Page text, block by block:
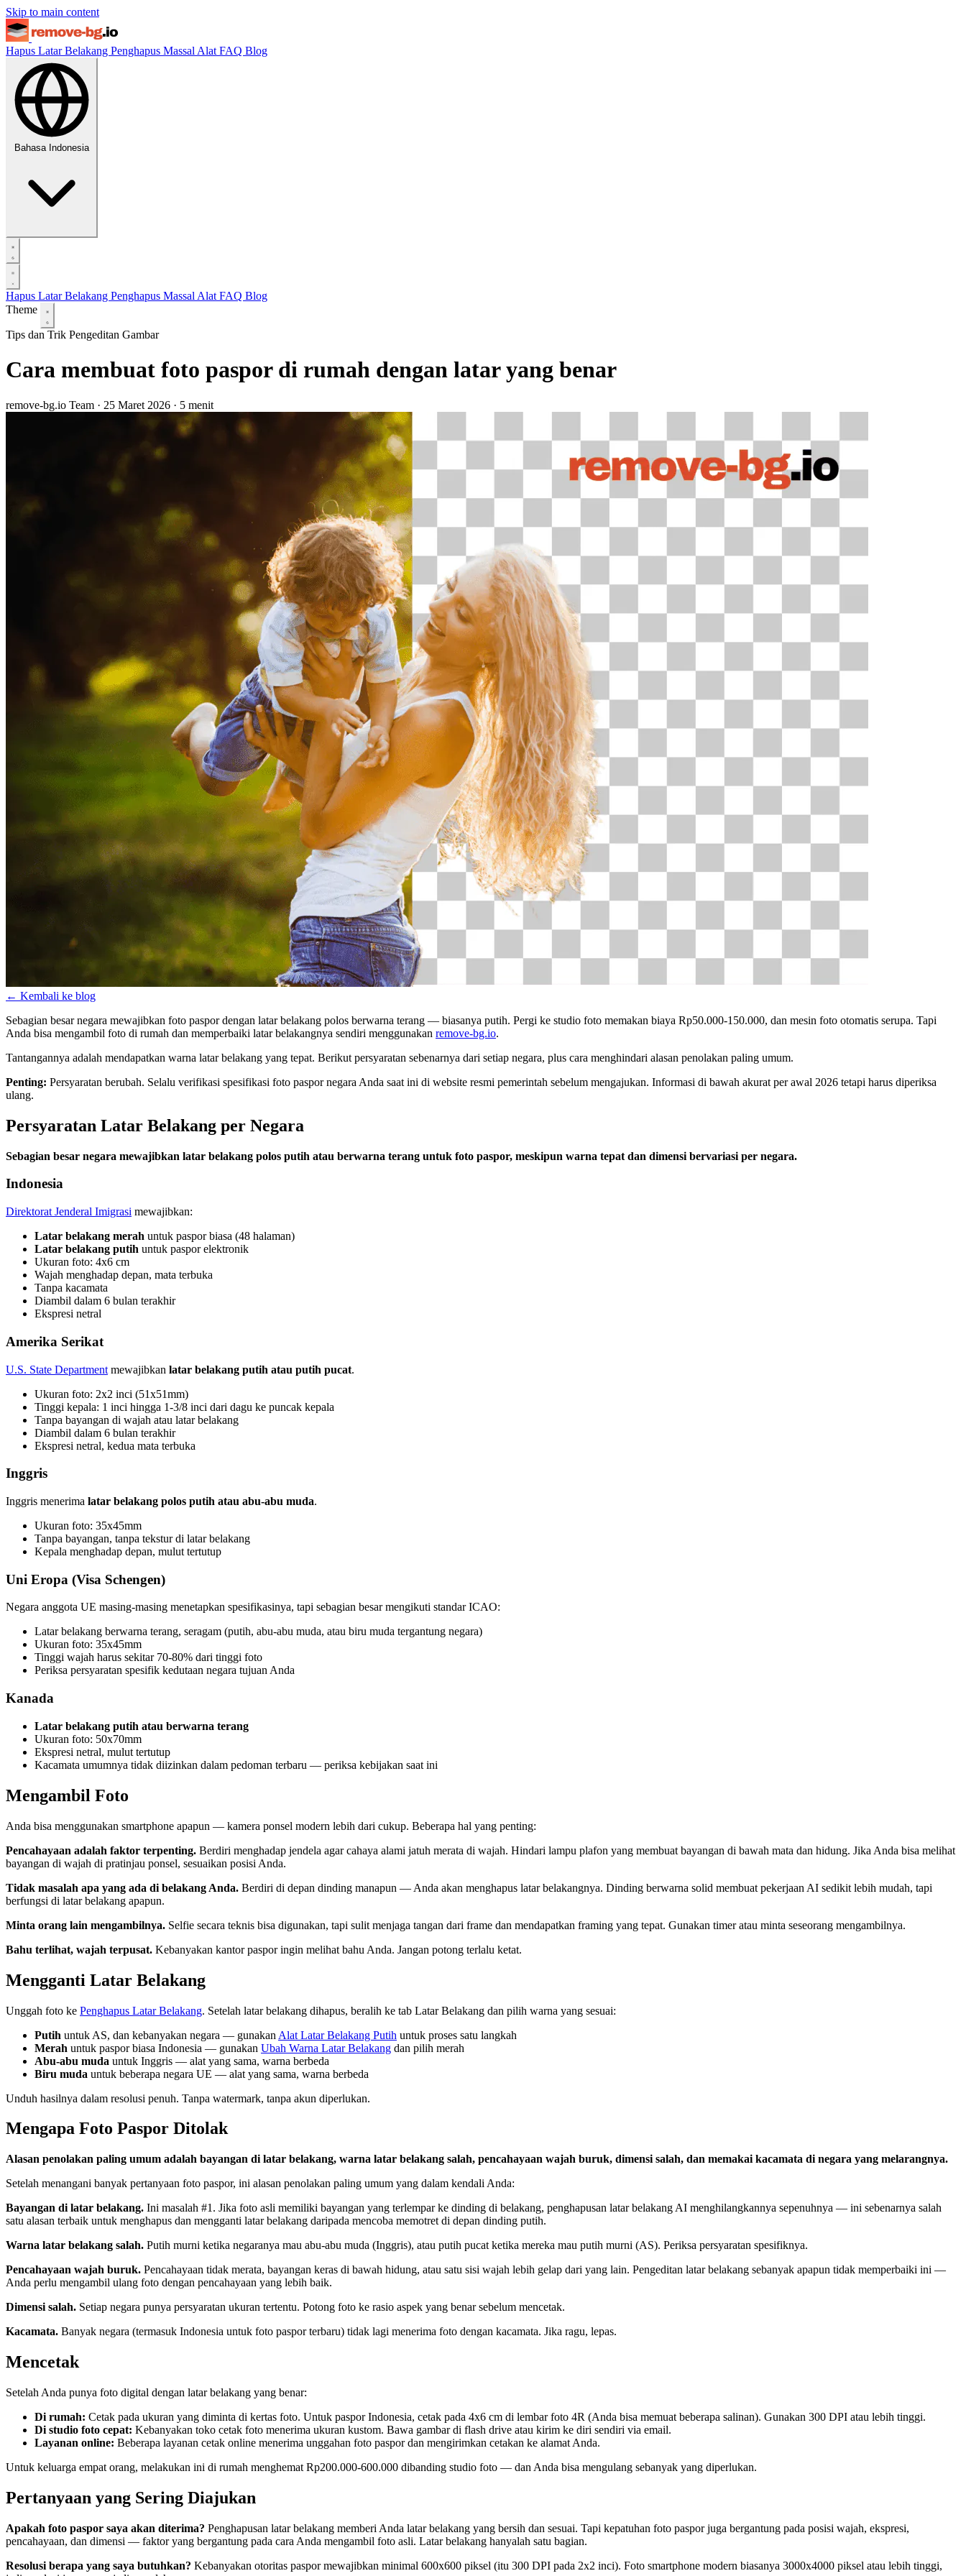
Skip to main content
Hapus Latar Belakang Penghapus Massal Alat FAQ Blog
Bahasa Indonesia
Hapus Latar Belakang Penghapus Massal Alat FAQ Blog
Theme
Tips dan Trik Pengeditan Gambar
Cara membuat foto paspor di rumah dengan latar yang benar
remove-bg.io Team · 25 Maret 2026 · 5 menit
← Kembali ke blog
Sebagian besar negara mewajibkan foto paspor dengan latar belakang polos berwarna terang — biasanya putih. Pergi ke studio foto memakan biaya Rp50.000-150.000, dan mesin foto otomatis serupa. Tapi
Anda bisa mengambil foto di rumah dan memperbaiki latar belakangnya sendiri menggunakan remove-bg.io.
Tantangannya adalah mendapatkan warna latar belakang yang tepat. Berikut persyaratan sebenarnya dari setiap negara, plus cara menghindari alasan penolakan paling umum.
Penting: Persyaratan berubah. Selalu verifikasi spesifikasi foto paspor negara Anda saat ini di website resmi pemerintah sebelum mengajukan. Informasi di bawah akurat per awal 2026 tetapi harus diperiksa
ulang.
Persyaratan Latar Belakang per Negara
Sebagian besar negara mewajibkan latar belakang polos putih atau berwarna terang untuk foto paspor, meskipun warna tepat dan dimensi bervariasi per negara.
Indonesia
Direktorat Jenderal Imigrasi mewajibkan:
Latar belakang merah untuk paspor biasa (48 halaman)
Latar belakang putih untuk paspor elektronik
Ukuran foto: 4x6 cm
Wajah menghadap depan, mata terbuka
Tanpa kacamata
Diambil dalam 6 bulan terakhir
Ekspresi netral
Amerika Serikat
U.S. State Department mewajibkan latar belakang putih atau putih pucat.
Ukuran foto: 2x2 inci (51x51mm)
Tinggi kepala: 1 inci hingga 1-3/8 inci dari dagu ke puncak kepala
Tanpa bayangan di wajah atau latar belakang
Diambil dalam 6 bulan terakhir
Ekspresi netral, kedua mata terbuka
Inggris
Inggris menerima latar belakang polos putih atau abu-abu muda.
Ukuran foto: 35x45mm
Tanpa bayangan, tanpa tekstur di latar belakang
Kepala menghadap depan, mulut tertutup
Uni Eropa (Visa Schengen)
Negara anggota UE masing-masing menetapkan spesifikasinya, tapi sebagian besar mengikuti standar ICAO:
Latar belakang berwarna terang, seragam (putih, abu-abu muda, atau biru muda tergantung negara)
Ukuran foto: 35x45mm
Tinggi wajah harus sekitar 70-80% dari tinggi foto
Periksa persyaratan spesifik kedutaan negara tujuan Anda
Kanada
Latar belakang putih atau berwarna terang
Ukuran foto: 50x70mm
Ekspresi netral, mulut tertutup
Kacamata umumnya tidak diizinkan dalam pedoman terbaru — periksa kebijakan saat ini
Mengambil Foto
Anda bisa menggunakan smartphone apapun — kamera ponsel modern lebih dari cukup. Beberapa hal yang penting:
Pencahayaan adalah faktor terpenting. Berdiri menghadap jendela agar cahaya alami jatuh merata di wajah. Hindari lampu plafon yang membuat bayangan di bawah mata dan hidung. Jika Anda bisa melihat
bayangan di wajah di pratinjau ponsel, sesuaikan posisi Anda.
Tidak masalah apa yang ada di belakang Anda. Berdiri di depan dinding manapun — Anda akan menghapus latar belakangnya. Dinding berwarna solid membuat pekerjaan AI sedikit lebih mudah, tapi
berfungsi di latar belakang apapun.
Minta orang lain mengambilnya. Selfie secara teknis bisa digunakan, tapi sulit menjaga tangan dari frame dan mendapatkan framing yang tepat. Gunakan timer atau minta seseorang mengambilnya.
Bahu terlihat, wajah terpusat. Kebanyakan kantor paspor ingin melihat bahu Anda. Jangan potong terlalu ketat.
Mengganti Latar Belakang
Unggah foto ke Penghapus Latar Belakang. Setelah latar belakang dihapus, beralih ke tab Latar Belakang dan pilih warna yang sesuai:
Putih untuk AS, dan kebanyakan negara — gunakan Alat Latar Belakang Putih untuk proses satu langkah
Merah untuk paspor biasa Indonesia — gunakan Ubah Warna Latar Belakang dan pilih merah
Abu-abu muda untuk Inggris — alat yang sama, warna berbeda
Biru muda untuk beberapa negara UE — alat yang sama, warna berbeda
Unduh hasilnya dalam resolusi penuh. Tanpa watermark, tanpa akun diperlukan.
Mengapa Foto Paspor Ditolak
Alasan penolakan paling umum adalah bayangan di latar belakang, warna latar belakang salah, pencahayaan wajah buruk, dimensi salah, dan memakai kacamata di negara yang melarangnya.
Setelah menangani banyak pertanyaan foto paspor, ini alasan penolakan paling umum yang dalam kendali Anda:
Bayangan di latar belakang. Ini masalah #1. Jika foto asli memiliki bayangan yang terlempar ke dinding di belakang, penghapusan latar belakang AI menghilangkannya sepenuhnya — ini sebenarnya salah
satu alasan terbaik untuk menghapus dan mengganti latar belakang daripada mencoba memotret di depan dinding putih.
Warna latar belakang salah. Putih murni ketika negaranya mau abu-abu muda (Inggris), atau putih pucat ketika mereka mau putih murni (AS). Periksa persyaratan spesifiknya.
Pencahayaan wajah buruk. Pencahayaan tidak merata, bayangan keras di bawah hidung, atau satu sisi wajah lebih gelap dari yang lain. Pengeditan latar belakang sebanyak apapun tidak memperbaiki ini —
Anda perlu mengambil ulang foto dengan pencahayaan yang lebih baik.
Dimensi salah. Setiap negara punya persyaratan ukuran tertentu. Potong foto ke rasio aspek yang benar sebelum mencetak.
Kacamata. Banyak negara (termasuk Indonesia untuk foto paspor terbaru) tidak lagi menerima foto dengan kacamata. Jika ragu, lepas.
Mencetak
Setelah Anda punya foto digital dengan latar belakang yang benar:
Di rumah: Cetak pada ukuran yang diminta di kertas foto. Untuk paspor Indonesia, cetak pada 4x6 cm di lembar foto 4R (Anda bisa memuat beberapa salinan). Gunakan 300 DPI atau lebih tinggi.
Di studio foto cepat: Kebanyakan toko cetak foto menerima ukuran kustom. Bawa gambar di flash drive atau kirim ke diri sendiri via email.
Layanan online: Beberapa layanan cetak online menerima unggahan foto paspor dan mengirimkan cetakan ke alamat Anda.
Untuk keluarga empat orang, melakukan ini di rumah menghemat Rp200.000-600.000 dibanding studio foto — dan Anda bisa mengulang sebanyak yang diperlukan.
Pertanyaan yang Sering Diajukan
Apakah foto paspor saya akan diterima? Penghapusan latar belakang memberi Anda latar belakang yang bersih dan sesuai. Tapi kepatuhan foto paspor juga bergantung pada posisi wajah, ekspresi,
pencahayaan, dan dimensi — faktor yang bergantung pada cara Anda mengambil foto asli. Latar belakang hanyalah satu bagian.
Resolusi berapa yang saya butuhkan? Kebanyakan otoritas paspor mewajibkan minimal 600x600 piksel (itu 300 DPI pada 2x2 inci). Foto smartphone modern biasanya 3000x4000 piksel atau lebih tinggi,